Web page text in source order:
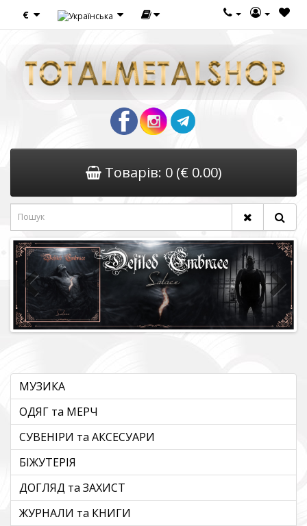
€
Товарів: 0 (€ 0.00)
МУЗИКА
ОДЯГ та МЕРЧ
СУВЕНІРИ та АКСЕСУАРИ
БІЖУТЕРІЯ
ДОГЛЯД та ЗАХИСТ
ЖУРНАЛИ та КНИГИ